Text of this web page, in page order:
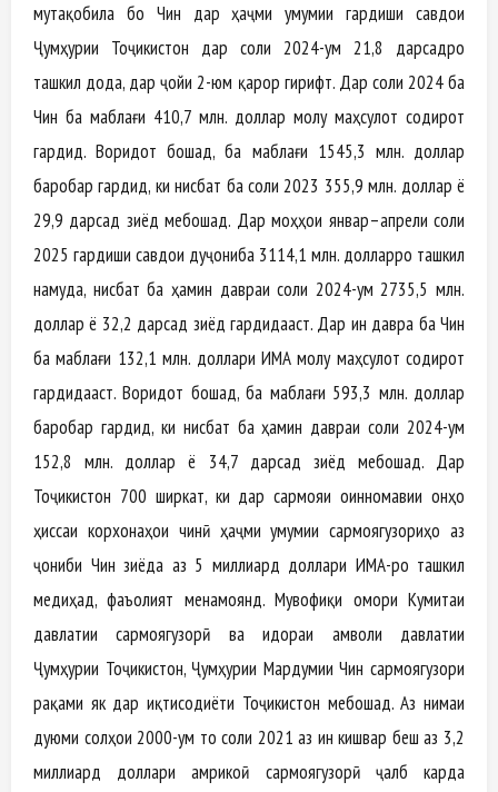
мутақобила бо Чин дар ҳаҷми умумии гардиши савдои
Ҷумҳурии Тоҷикистон дар соли 2024-ум 21,8 дарсадро
ташкил дода, дар ҷойи 2-юм қарор гирифт. Дар соли 2024 ба
Чин ба маблағи 410,7 млн. доллар молу маҳсулот содирот
гардид. Воридот бошад, ба маблағи 1545,3 млн. доллар
баробар гардид, ки нисбат ба соли 2023 355,9 млн. доллар ё
29,9 дарсад зиёд мебошад. Дар моҳҳои январ–апрели соли
2025 гардиши савдои дуҷониба 3114,1 млн. долларро ташкил
намуда, нисбат ба ҳамин давраи соли 2024-ум 2735,5 млн.
доллар ё 32,2 дарсад зиёд гардидааст. Дар ин давра ба Чин
ба маблағи 132,1 млн. доллари ИМА молу маҳсулот содирот
гардидааст. Воридот бошад, ба маблағи 593,3 млн. доллар
баробар гардид, ки нисбат ба ҳамин давраи соли 2024-ум
152,8 млн. доллар ё 34,7 дарсад зиёд мебошад. Дар
Тоҷикистон 700 ширкат, ки дар сармояи оинномавии онҳо
ҳиссаи корхонаҳои чинӣ ҳаҷми умумии сармоягузориҳо аз
ҷониби Чин зиёда аз 5 миллиард доллари ИМА-ро ташкил
медиҳад, фаъолият менамоянд. Мувофиқи омори Кумитаи
давлатии сармоягузорӣ ва идораи амволи давлатии
Ҷумҳурии Тоҷикистон, Ҷумҳурии Мардумии Чин сармоягузори
рақами як дар иқтисодиёти Тоҷикистон мебошад. Аз нимаи
дуюми солҳои 2000-ум то соли 2021 аз ин кишвар беш аз 3,2
миллиард доллари амрикоӣ сармоягузорӣ ҷалб карда